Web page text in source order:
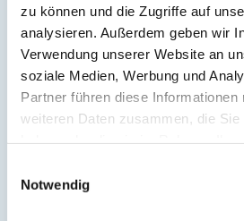
zu können und die Zugriffe auf
analysieren. Außerdem geben wir
Verwendung unserer Website an
soziale Medien, Werbung und
Partner führen diese
weiteren Daten zusammen, die Sie
Notwendig
Balkon
Service: